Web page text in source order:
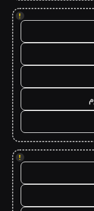
!
!